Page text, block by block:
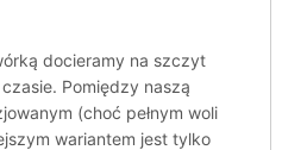
docieramy na szczyt
Pomiędzy naszą
(choć pełnym woli
wariantem jest tylko